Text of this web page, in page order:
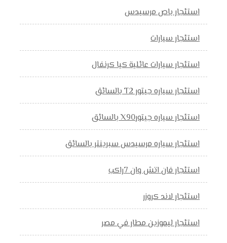
استئجار باص مرسيدس
استئجار سيارات
استئجار سيارات عائلية كيا كرنفال
استئجار سياره جيتور T2 بالسائق
استئجار سياره جيتورX90 بالسائق
استئجار سياره مرسيدس سبرينتر بالسائق
استئجار فان اتش وان 7راكب
استئجار لاند كروزر
استئجار ليموزين مطار في مصر